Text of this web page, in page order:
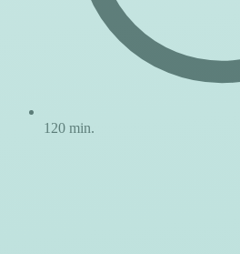
120 min.